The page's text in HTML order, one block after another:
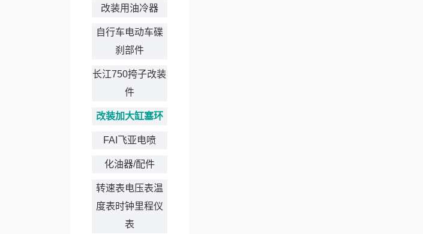
改装用油冷器
自行车电动车碟
刹部件
长江750挎子改装
件
改装加大缸塞环
FAI飞亚电喷
化油器/配件
转速表电压表温
度表时钟里程仪
表